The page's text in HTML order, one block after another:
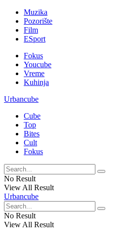
Muzika
Pozorište
Film
ESport
Fokus
Youcube
Vreme
Kuhinja
Urbancube
Cube
Top
Bites
Cult
Fokus
No Result
View All Result
Urbancube
No Result
View All Result